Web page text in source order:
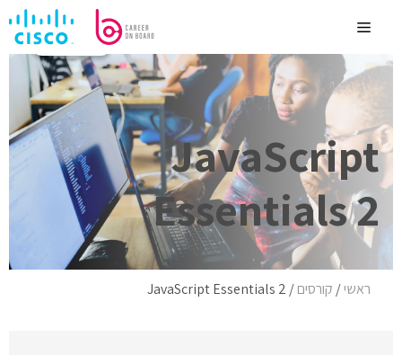
לתוכןMenu
JavaScript
Essentials 2
לימוד עצמי
ראשי/ קורסים/
JavaScript Essentials 2